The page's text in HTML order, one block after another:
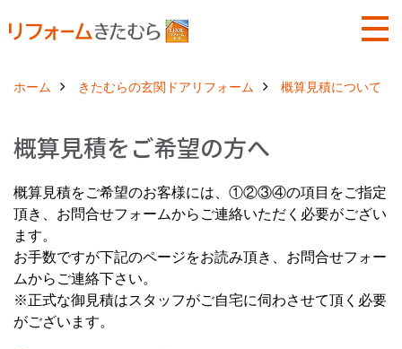
ホーム きたむらの玄関ドアリフォーム 概算見積について
概算見積をご希望の方へ
概算見積をご希望のお客様には、①②③④の項目をご指定
頂き、お問合せフォームからご連絡いただく必要がござい
ます。
お手数ですが下記のページをお読み頂き、お問合せフォー
ムからご連絡下さい。
※正式な御見積はスタッフがご自宅に伺わさせて頂く必要
がございます。